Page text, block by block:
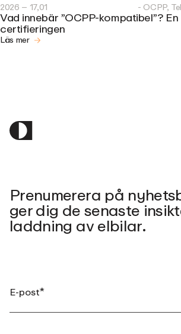
2026 – 17,01 - OCPP,
Vad innebär ”OCPP-kompatibel”?
certifieringen
Läs mer
Prenumerera på
ger dig de senaste
laddning av elbilar.